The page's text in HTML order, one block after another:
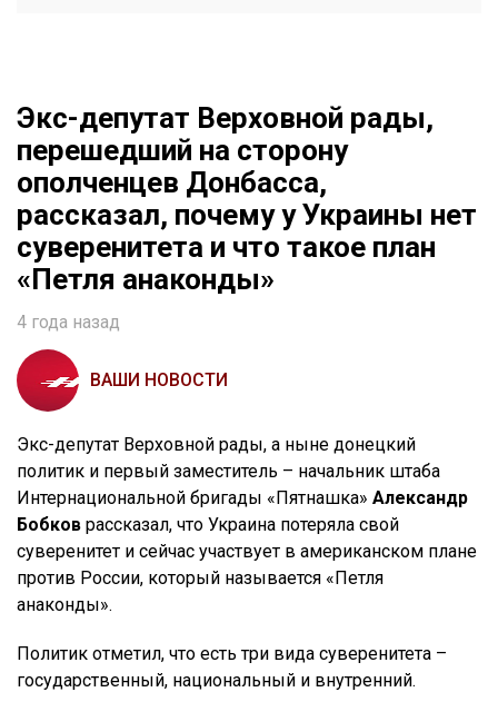
Экс-депутат Верховной рады,
перешедший на сторону
ополченцев Донбасса,
рассказал, почему у Украины нет
суверенитета и что такое план
«Петля анаконды»
4 года назад
ВАШИ НОВОСТИ
Экс-депутат Верховной рады, а ныне донецкий
политик и первый заместитель – начальник штаба
Интернациональной бригады «Пятнашка» Александр
Бобков рассказал, что Украина потеряла свой
суверенитет и сейчас участвует в американском плане
против России, который называется «Петля
анаконды».
Политик отметил, что есть три вида суверенитета –
государственный, национальный и внутренний.